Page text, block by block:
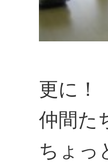
更に！
仲間た
ちょっ